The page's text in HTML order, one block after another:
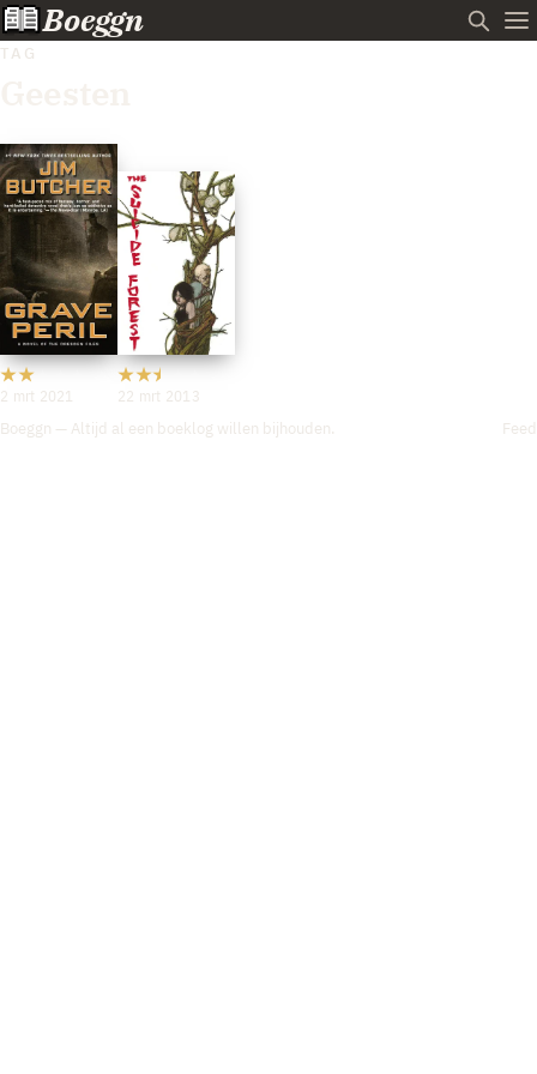
Boeggn
TAG
2 mrt 2021
22 mrt 2013
Boeggn — Altijd al een boeklog willen bijhouden.
Feed